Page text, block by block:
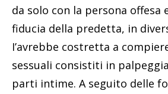
da solo con la persona offesa
fiducia della predetta, in
I’avrebbe costretta a
sessuali consistiti in
parti intime. A seguito delle